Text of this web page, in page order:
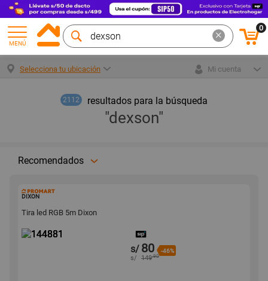
MENÚ
0
Selecciona tu ubicación Mi cuenta
2112 resultados para la búsqueda
"dexson"
Recomendados
DIXON
Tira led RGB 5m Dixon
s/ 80 -46%
s/ 149.90